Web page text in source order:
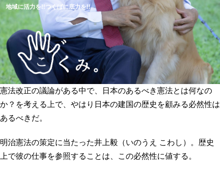
地域に活力を!!つくばに底力を!!
5つのつくば市の未来予想図 活動報告
プロフィール
憲法改正の議論がある中で、日本のあるべき憲法とは何なの
か？を考える上で、やはり日本の建国の歴史を顧みる必然性は
あるべきだ。
明治憲法の策定に当たった井上毅（いのうえ こわし）。歴史
上で彼の仕事を参照することは、この必然性に値する。